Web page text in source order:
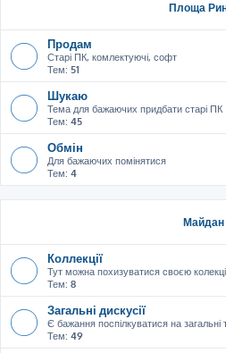
Площа
Продам
Старі ПК, комлектуючі, софт
Тем: 51
Шукаю
Тема для бажаючих придбати старі ПК
Тем: 45
Обмін
Для бажаючих помінятися
Тем: 4
Майдан
Коллекції
Тут можна похизуватися своєю
Тем: 8
Загальні дискусії
Є бажання поспілкуватися на загальні
Тем: 49